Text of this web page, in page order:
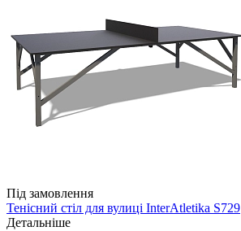
Під замовлення
Тенісний стіл для вулиці InterAtletika S729
Детальніше